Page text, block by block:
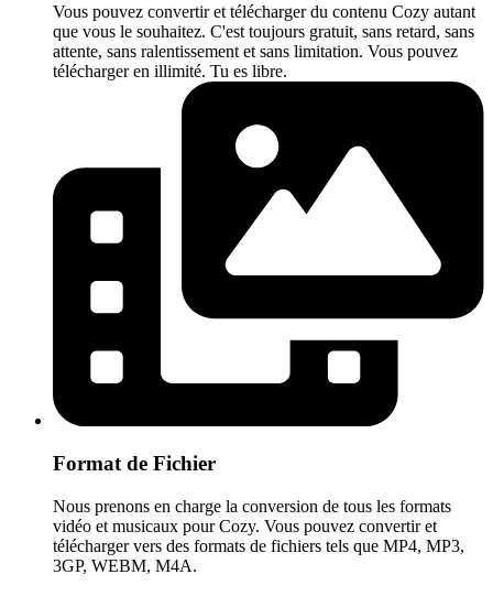
Vous pouvez convertir et télécharger du contenu Cozy autant
que vous le souhaitez. C'est toujours gratuit, sans retard, sans
attente, sans ralentissement et sans limitation. Vous pouvez
télécharger en illimité. Tu es libre.
Format de Fichier
Nous prenons en charge la conversion de tous les formats
vidéo et musicaux pour Cozy. Vous pouvez convertir et
télécharger vers des formats de fichiers tels que MP4, MP3,
3GP, WEBM, M4A.